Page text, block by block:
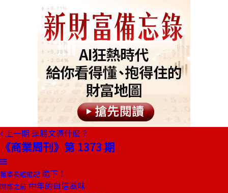
上一期 連勝文憑什麼？
《商業周刊》第 1373 期
董事長嬉遊記 跪下！
開瓶之前 中年的自信滋味